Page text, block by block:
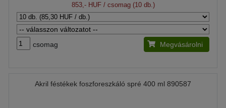
853,- HUF/ csomag (10 db.)
csomag Megvásárolni
Akril féstékek foszforeszkáló spré 400 ml 890587